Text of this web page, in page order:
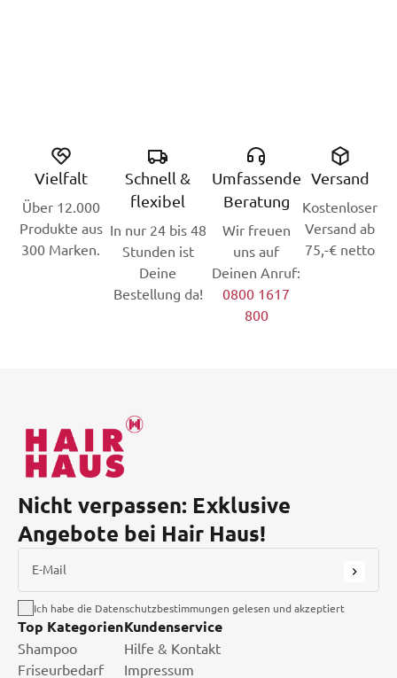
Vielfalt
Über 12.000
Produkte aus
300 Marken.
Schnell &
flexibel
In nur 24 bis 48
Stunden ist
Deine
Bestellung da!
Umfassende
Beratung
Wir freuen
uns auf
Deinen Anruf:
0800 1617
800
Versand
Kostenloser
Versand ab
75,-€ netto
Nicht verpassen: Exklusive
Angebote bei Hair Haus!
E-Mail
Ich habe die Datenschutzbestimmungen gelesen und akzeptiert
Top Kategorien
Shampoo
Friseurbedarf
Kundenservice
Hilfe & Kontakt
Impressum